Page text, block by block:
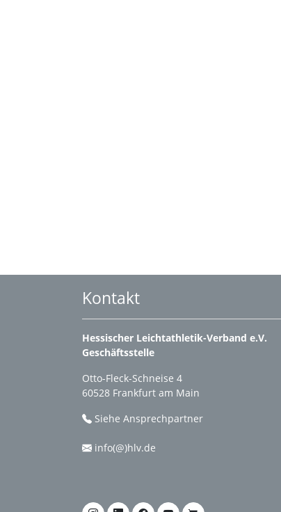
Kontakt
Hessischer Leichtathletik-Verband e.V.
Geschäftsstelle
Otto-Fleck-Schneise 4
60528 Frankfurt am Main
Siehe Ansprechpartner
info(@)hlv.de